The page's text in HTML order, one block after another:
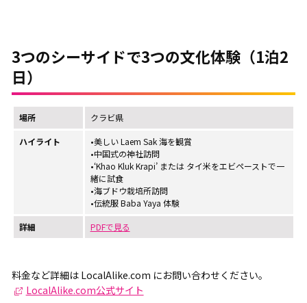
3つのシーサイドで3つの文化体験（1泊2
日）
場所 クラビ県
ハイライト
•美しい Laem Sak 海を観賞
•中国式の神社訪問
•‘Khao Kluk Krapi’ または タイ米をエビペーストで一
緒に試食
•海ブドウ栽培所訪問
•伝統服 Baba Yaya 体験
詳細 PDFで見る
料金など詳細は LocalAlike.com にお問い合わせください。
LocalAlike.com公式サイト